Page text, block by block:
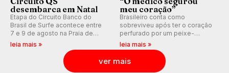
desembarca em Natal
Etapa do Circuito Banco do
Brasil de Surfe acontece entre
7 e 9 de agosto na Praia de
Miami (RN), em disputas
válidas pelo Qualifying Series
(QS) 4.000 e pela corrida por
vagas no Challenger Series.
leia mais »
meu coração”
Brasileiro conta como
sobreviveu após ter o coração
perfurado por um peixe-
agulha enquanto surfava na
Costa Rica.
leia mais »
ver mais